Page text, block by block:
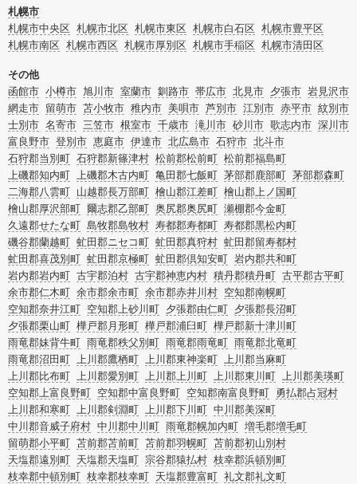
付けについての情報も豊富です。
札幌市
札幌市中央区 札幌市北区 札幌市東区 札幌市白石区 札幌市豊平区
札幌市南区 札幌市西区 札幌市厚別区 札幌市手稲区 札幌市清田区
その他
函館市 小樽市 旭川市 室蘭市 釧路市 帯広市 北見市 夕張市 岩見沢市
網走市 留萌市 苫小牧市 稚内市 美唄市 芦別市 江別市 赤平市 紋別市
士別市 名寄市 三笠市 根室市 千歳市 滝川市 砂川市 歌志内市 深川市
富良野市 登別市 恵庭市 伊達市 北広島市 石狩市 北斗市
石狩郡当別町 石狩郡新篠津村 松前郡松前町 松前郡福島町
上磯郡知内町 上磯郡木古内町 亀田郡七飯町 茅部郡鹿部町 茅部郡森町
二海郡八雲町 山越郡長万部町 檜山郡江差町 檜山郡上ノ国町
檜山郡厚沢部町 爾志郡乙部町 奥尻郡奥尻町 瀬棚郡今金町
久遠郡せたな町 島牧郡島牧村 寿都郡寿都町 寿都郡黒松内町
磯谷郡蘭越町 虻田郡ニセコ町 虻田郡真狩村 虻田郡留寿都村
虻田郡喜茂別町 虻田郡京極町 虻田郡倶知安町 岩内郡共和町
岩内郡岩内町 古宇郡泊村 古宇郡神恵内村 積丹郡積丹町 古平郡古平町
余市郡仁木町 余市郡余市町 余市郡赤井川村 空知郡南幌町
空知郡奈井江町 空知郡上砂川町 夕張郡由仁町 夕張郡長沼町
夕張郡栗山町 樺戸郡月形町 樺戸郡浦臼町 樺戸郡新十津川町
雨竜郡妹背牛町 雨竜郡秩父別町 雨竜郡雨竜町 雨竜郡北竜町
雨竜郡沼田町 上川郡鷹栖町 上川郡東神楽町 上川郡当麻町
上川郡比布町 上川郡愛別町 上川郡上川町 上川郡東川町 上川郡美瑛町
空知郡上富良野町 空知郡中富良野町 空知郡南富良野町 勇払郡占冠村
上川郡和寒町 上川郡剣淵町 上川郡下川町 中川郡美深町
中川郡音威子府村 中川郡中川町 雨竜郡幌加内町 増毛郡増毛町
留萌郡小平町 苫前郡苫前町 苫前郡羽幌町 苫前郡初山別村
天塩郡遠別町 天塩郡天塩町 宗谷郡猿払村 枝幸郡浜頓別町
枝幸郡中頓別町 枝幸郡枝幸町 天塩郡豊富町 礼文郡礼文町